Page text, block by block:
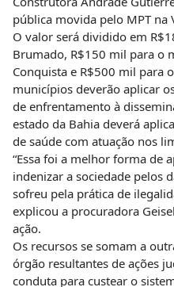
pública movida pelo MPT na
O valor será dividido em
Brumado, R$150 mil para o
Conquista e R$500 mil para
municípios deverão aplicar
de enfrentamento à
estado da Bahia deverá
de saúde com atuação nos
“Essa foi a melhor forma de
indenizar a sociedade pelos
sofreu pela prática de
explicou a procuradora
ação.
Os recursos se somam a
órgão resultantes de ações
conduta para custear o